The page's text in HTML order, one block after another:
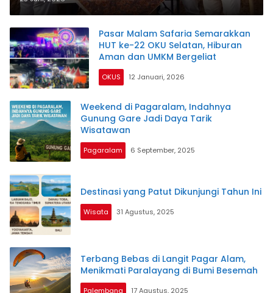
Pasar Malam Safaria Semarakkan
HUT ke-22 OKU Selatan, Hiburan
Aman dan UMKM Bergeliat
OKUS 12 Januari, 2026
Weekend di Pagaralam, Indahnya
Gunung Gare Jadi Daya Tarik
Wisatawan
Pagaralam 6 September, 2025
Destinasi yang Patut Dikunjungi Tahun Ini
Wisata 31 Agustus, 2025
Terbang Bebas di Langit Pagar Alam,
Menikmati Paralayang di Bumi Besemah
Palembang 17 Agustus, 2025